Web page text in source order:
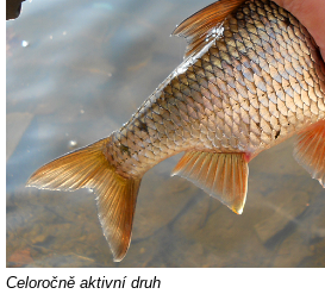
Celoročně aktivní druh